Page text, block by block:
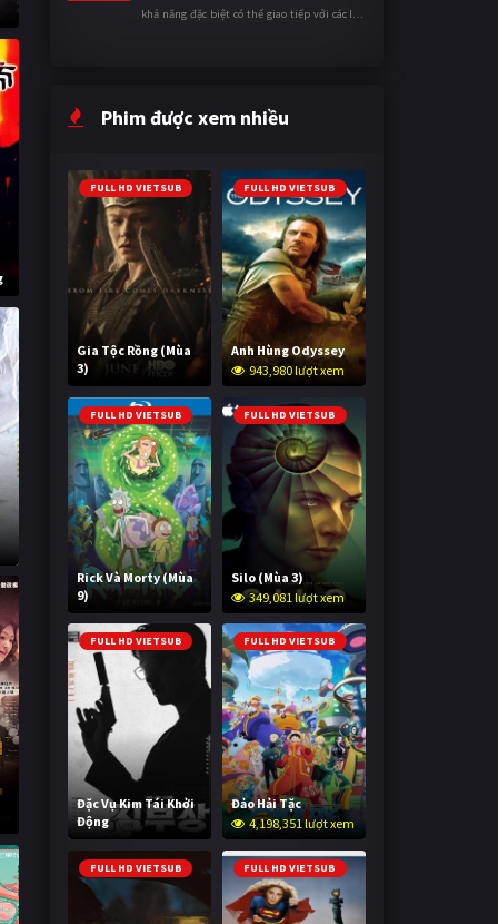
khả năng đặc biệt có thể giao tiếp với các loài
Phim được xem nhiều
FULL HD VIETSUB
Gia Tộc Rồng (Mùa
3)
2,012,683 lượt xem
FULL HD VIETSUB
Anh Hùng Odyssey
943,980 lượt xem
FULL HD VIETSUB
Rick Và Morty (Mùa
9)
2,991,863 lượt xem
FULL HD VIETSUB
Silo (Mùa 3)
349,081 lượt xem
FULL HD VIETSUB
Đặc Vụ Kim Tái Khởi
Động
591,463 lượt xem
FULL HD VIETSUB
Đảo Hải Tặc
4,198,351 lượt xem
FULL HD VIETSUB FULL HD VIETSUB